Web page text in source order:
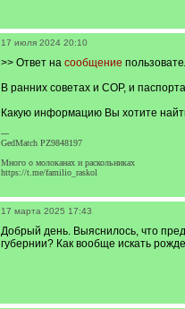
17 июля 2024 20:10
>> Ответ на сообщение
В ранних советах и СОР, и
Какую информацию Вы хотите
---
GedMatch PZ9848197
Много о молоканах и раскольниках
https://t.me/familio_raskol
17 марта 2025 17:43
Добрый день. Выяснилось, что
губернии? Как вообще искать